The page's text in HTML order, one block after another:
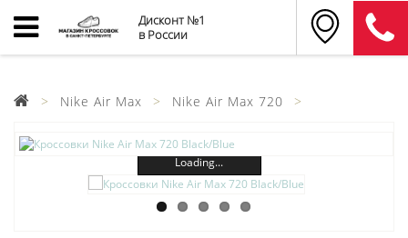
Дисконт №1
в России
Nike Air Max Nike Air Max 720
Loading...